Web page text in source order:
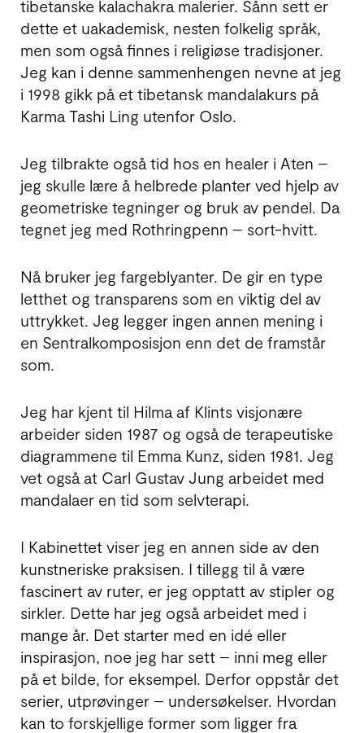
tibetanske kala­chakra malerier. Sånn sett er
dette et uakademisk, nesten folkelig språk,
men som også finnes i religiøse tradi­sjoner.
Jeg kan i denne sammen­hengen nevne at jeg
i 1998 gikk på et tibetansk mandala­kurs på
Karma Tashi Ling utenfor Oslo.
Jeg tilbrakte også tid hos en healer i Aten –
jeg skulle lære å helbrede planter ved hjelp av
geo­metriske tegninger og bruk av pendel. Da
tegnet jeg med Rothringpenn – sort-hvitt.
Nå bruker jeg farge­blyanter. De gir en type
letthet og trans­parens som en viktig del av
uttrykket. Jeg legger ingen annen mening i
en Sentral­komposisjon enn det de framstår
som.
Jeg har kjent til Hilma af Klints visjonære
arbeider siden 1987 og også de terapeutiske
dia­gram­mene til Emma Kunz, siden 1981. Jeg
vet også at Carl Gustav Jung arbeidet med
mandalaer en tid som selvterapi.
I Kabinettet viser jeg en annen side av den
kunst­neriske praksisen. I tillegg til å være
fasci­nert av ruter, er jeg opptatt av stipler og
sirkler. Dette har jeg også arbeidet med i
mange år. Det starter med en idé eller
inspirasjon, noe jeg har sett – inni meg eller
på et bilde, for eksempel. Derfor oppstår det
serier, utprøvinger – under­søkelser. Hvordan
kan to forskjellige former som ligger fra